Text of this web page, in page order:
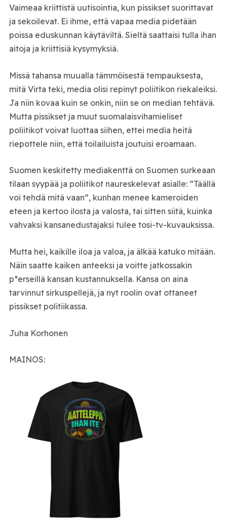
Vaimeaa kriittistä uutisointia, kun pissikset suorittavat
ja sekoilevat. Ei ihme, että vapaa media pidetään
poissa eduskunnan käytäviltä. Sieltä saattaisi tulla ihan
aitoja ja kriittisiä kysymyksiä.
Missä tahansa muualla tämmöisestä tempauksesta,
mitä Virta teki, media olisi repinyt poliitikon riekaleiksi.
Ja niin kovaa kuin se onkin, niin se on median tehtävä.
Mutta pissikset ja muut suomalaisvihamieliset
poliitikot voivat luottaa siihen, ettei media heitä
riepottele niin, että toilailuista joutuisi eroamaan.
Suomen keskitetty mediakenttä on Suomen surkeaan
tilaan syypää ja poliitikot naureskelevat asialle: ”Täällä
voi tehdä mitä vaan”, kunhan menee kameroiden
eteen ja kertoo ilosta ja valosta, tai sitten siitä, kuinka
vahvaksi kansanedustajaksi tulee tosi-tv-kuvauksissa.
Mutta hei, kaikille iloa ja valoa, ja älkää katuko mitään.
Näin saatte kaiken anteeksi ja voitte jatkossakin
p*erseillä kansan kustannuksella. Kansa on aina
tarvinnut sirkuspellejä, ja nyt roolin ovat ottaneet
pissikset politiikassa.
Juha Korhonen
MAINOS: